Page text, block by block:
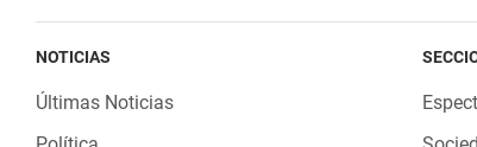
NOTICIAS
Últimas Noticias